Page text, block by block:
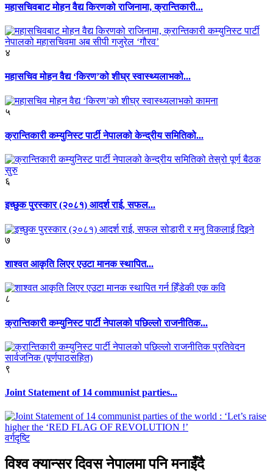
महासचिवबाट मोहन वैद्य किरणको राजिनामा, क्रान्तिकारी...
४
महासचिव मोहन वैद्य ‘किरण’को शीघ्र स्वास्थ्यलाभको...
५
क्रान्तिकारी कम्युनिस्ट पार्टी नेपालको केन्द्रीय समितिको...
६
इच्छुक पुरस्कार (२०८१) आदर्श राई, सफल...
७
शाश्वत आकृति लिएर एउटा मानक स्थापित...
८
क्रान्तिकारी कम्युनिस्ट पार्टी नेपालको पछिल्लो राजनीतिक...
९
Joint Statement of 14 communist parties...
वर्गदृष्टि
विश्व क्यान्सर दिवस नेपालमा पनि मनाइँदै